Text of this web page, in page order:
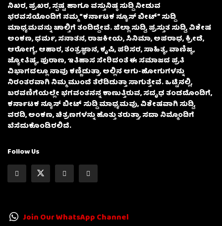
ನಿಖರ, ಪ್ರಖರ, ಸ್ಪಷ್ಟ ಹಾಗೂ ವಸ್ತುನಿಷ್ಠ ಸುದ್ದಿ ನೀಡುವ
ಭರವಸೆಯೊಂದಿಗೆ ನಮ್ಮ “ಕರ್ನಾಟಕ ನ್ಯೂಸ್ ಬೀಟ್” ಸುದ್ದಿ
ಮಾಧ್ಯಮವನ್ನು ಚಾಲ್ತಿಗೆ ತಂದಿದ್ದೇವೆ. ಜಿಲ್ಲಾ ಸುದ್ದಿ, ಪ್ರಸ್ತುತ ಸುದ್ದಿ, ವಿಶೇಷ
ಅಂಕಣ, ಧರ್ಮ, ಸನಾತನ, ರಾಜಕೀಯ, ಸಿನಿಮಾ, ಅಪರಾಧ, ಕ್ರೀಡೆ,
ಆರೋಗ್ಯ, ಆಹಾರ, ತಂತ್ರಜ್ಞಾನ, ಕೃಷಿ, ಪರಿಸರ, ಸಾಹಿತ್ಯ, ವಾಣಿಜ್ಯ,
ಜ್ಯೋತಿಷ್ಯ, ಪುರಾಣ, ಇತಿಹಾಸ ಸೇರಿದಂತೆ ಈ ಸಮಾಜದ ಪ್ರತಿ
ವಿಭಾಗದಲ್ಲೂ ನಾವು ಕಣ್ಣಿಡುತ್ತಾ, ಅಲ್ಲಿನ ಆಗು-ಹೋಗುಗಳನ್ನು
ನಿರಂತರವಾಗಿ ನಿಮ್ಮ ಮುಂದೆ ತೆರೆದಿಡುತ್ತಾ ಸಾಗುತ್ತೇವೆ. ಒಟ್ಟಿನಲ್ಲಿ,
ಬರವಣಿಗೆಯಲ್ಲೇ ಭಗವಂತನನ್ನ ಕಾಣುತ್ತಿರುವ, ಸದೃಢ ತಂಡದೊಂದಿಗೆ,
ಕರ್ನಾಟಕ ನ್ಯೂಸ್ ಬೀಟ್ ಸುದ್ದಿ ಮಾಧ್ಯಮವು, ವಿಶೇಷವಾಗಿ ಸುದ್ದಿ,
ವರದಿ, ಅಂಕಣ, ಚಿತ್ರಣಗಳನ್ನು ಹೊತ್ತು ತರುತ್ತಾ, ಸದಾ ನಿಮ್ಮೊಂದಿಗೆ
ಬೆಸೆದುಕೊಂಡಿರಲಿದೆ.
Follow Us
Join Our WhatsApp Channel